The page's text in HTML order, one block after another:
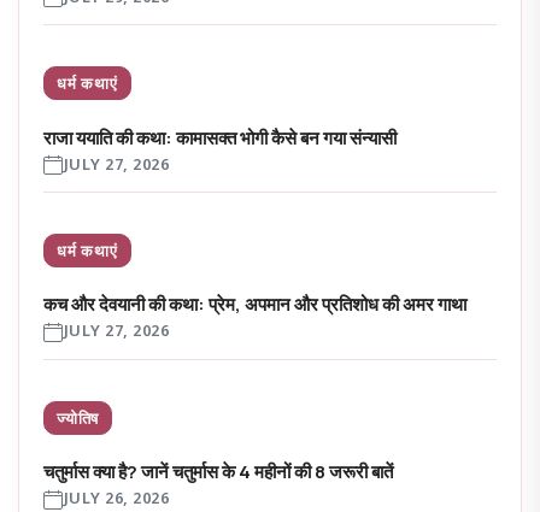
धर्म कथाएं
राजा ययाति की कथा: कामासक्त भोगी कैसे बन गया संन्यासी
JULY 27, 2026
धर्म कथाएं
कच और देवयानी की कथा: प्रेम, अपमान और प्रतिशोध की अमर गाथा
JULY 27, 2026
ज्योतिष
चतुर्मास क्या है? जानें चतुर्मास के 4 महीनों की 8 जरूरी बातें
JULY 26, 2026